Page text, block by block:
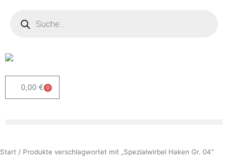
springen
0,00 € 0
Warenkorb
Start / Produkte verschlagwortet mit „Spezialwirbel Haken Gr. 04“